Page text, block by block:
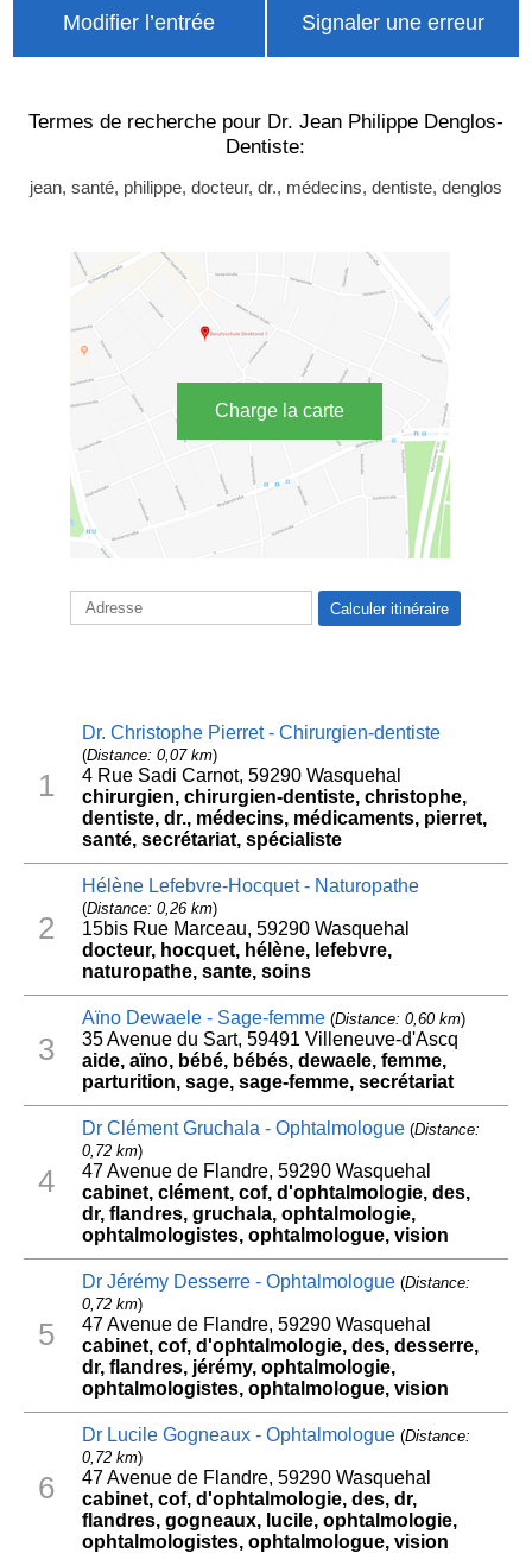
Modifier l’entrée Signaler une erreur
Termes de recherche pour Dr. Jean Philippe Denglos-
Dentiste:
jean, santé, philippe, docteur, dr., médecins, dentiste, denglos
Charge la carte
1
Dr. Christophe Pierret - Chirurgien-dentiste
(Distance: 0,07 km)
4 Rue Sadi Carnot, 59290 Wasquehal
chirurgien, chirurgien-dentiste, christophe,
dentiste, dr., médecins, médicaments, pierret,
santé, secrétariat, spécialiste
2
Hélène Lefebvre-Hocquet - Naturopathe
(Distance: 0,26 km)
15bis Rue Marceau, 59290 Wasquehal
docteur, hocquet, hélène, lefebvre,
naturopathe, sante, soins
3
Aïno Dewaele - Sage-femme(Distance: 0,60 km)
35 Avenue du Sart, 59491 Villeneuve-d'Ascq
aide, aïno, bébé, bébés, dewaele, femme,
parturition, sage, sage-femme, secrétariat
4
Dr Clément Gruchala - Ophtalmologue(Distance:
0,72 km)
47 Avenue de Flandre, 59290 Wasquehal
cabinet, clément, cof, d'ophtalmologie, des,
dr, flandres, gruchala, ophtalmologie,
ophtalmologistes, ophtalmologue, vision
5
Dr Jérémy Desserre - Ophtalmologue(Distance:
0,72 km)
47 Avenue de Flandre, 59290 Wasquehal
cabinet, cof, d'ophtalmologie, des, desserre,
dr, flandres, jérémy, ophtalmologie,
ophtalmologistes, ophtalmologue, vision
6
Dr Lucile Gogneaux - Ophtalmologue(Distance:
0,72 km)
47 Avenue de Flandre, 59290 Wasquehal
cabinet, cof, d'ophtalmologie, des, dr,
flandres, gogneaux, lucile, ophtalmologie,
ophtalmologistes, ophtalmologue, vision